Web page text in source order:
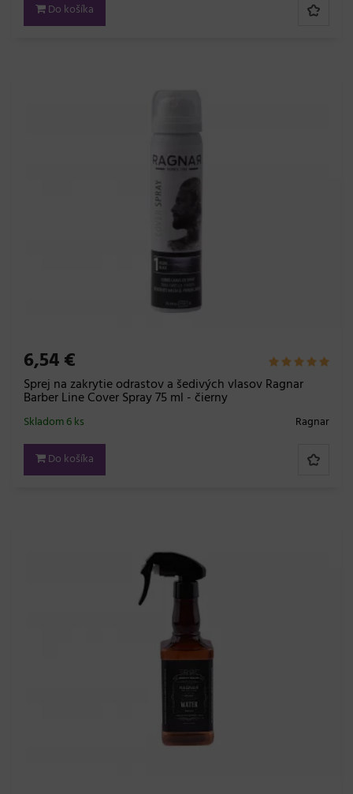
Do košíka
6,54 €
Sprej na zakrytie odrastov a šedivých vlasov Ragnar
Barber Line Cover Spray 75 ml - čierny
Ragnar
Skladom 6 ks
Do košíka